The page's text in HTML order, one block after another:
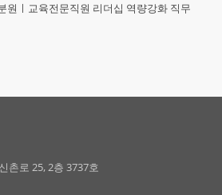
원ㅣ교육전문직원 리더십 역량강화 직무
촌로 25, 2층 3737호